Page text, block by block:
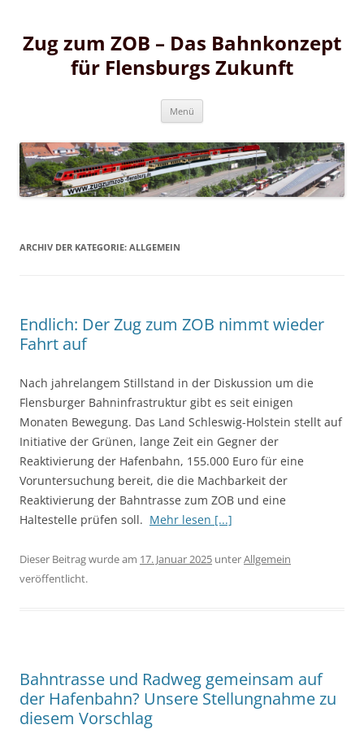
Inhalt
springen
Zug zum ZOB – Das Bahnkonzept
für Flensburgs Zukunft
Menü
ARCHIV DER KATEGORIE: ALLGEMEIN
Endlich: Der Zug zum ZOB nimmt wieder
Fahrt auf
Nach jahrelangem Stillstand in der Diskussion um die
Flensburger Bahninfrastruktur gibt es seit einigen
Monaten Bewegung. Das Land Schleswig-Holstein stellt auf
Initiative der Grünen, lange Zeit ein Gegner der
Reaktivierung der Hafenbahn, 155.000 Euro für eine
Voruntersuchung bereit, die die Machbarkeit der
Reaktivierung der Bahntrasse zum ZOB und eine
Haltestelle prüfen soll. Mehr lesen [...]
Dieser Beitrag wurde am 17. Januar 2025 unterAllgemein
veröffentlicht.
Bahntrasse und Radweg gemeinsam auf
der Hafenbahn? Unsere Stellungnahme zu
diesem Vorschlag